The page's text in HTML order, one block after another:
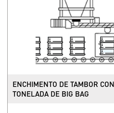
ENCHIMENTO DE TAMBOR
TONELADA DE BIG BAG